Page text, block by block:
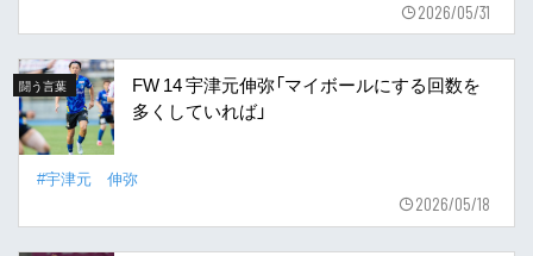
2026/05/31
闘う言葉
FW 14 宇津元伸弥「マイボールにする回数を
多くしていれば」
#宇津元 伸弥
2026/05/18